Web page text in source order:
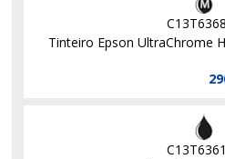
Tinteiro Epson UltraChrome